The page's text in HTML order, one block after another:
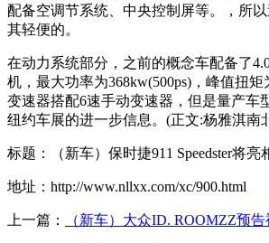
配备空调节系统、中央控制屏等。，所
其轻便的。
在动力系统部分，之前的概念车配备了
机，最大功率为368kw(500ps)，峰值扭矩
变速器搭配6速手动变速器，但是量产车
纽约车展的进一步信息。(正文:杨雅淇南
标题：（新车）保时捷911 Speedster将亮
地址：http://www.nllxx.com/xc/900.html
上一篇： （新车）大众ID. ROOMZZ预